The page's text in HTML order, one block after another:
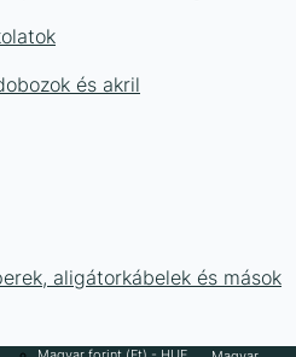
és akril
aligátorkábelek és mások